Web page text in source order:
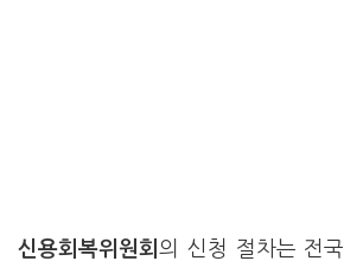
신용회복위원회 의 신청 절차는 전